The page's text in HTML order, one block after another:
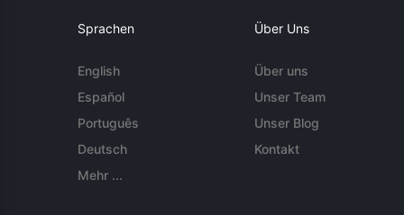
Sprachen
English
Español
Português
Deutsch
Mehr ...
Über Uns
Über uns
Unser Team
Unser Blog
Kontakt